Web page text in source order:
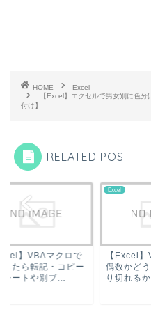
HOME
Excel
【Excel】エクセルで男女別に色
付け】
RELATED POST
】VBAマクロで
したら転記・コピー
シートや別ブ...
Excel
【Excel
偶数かど
り切れる